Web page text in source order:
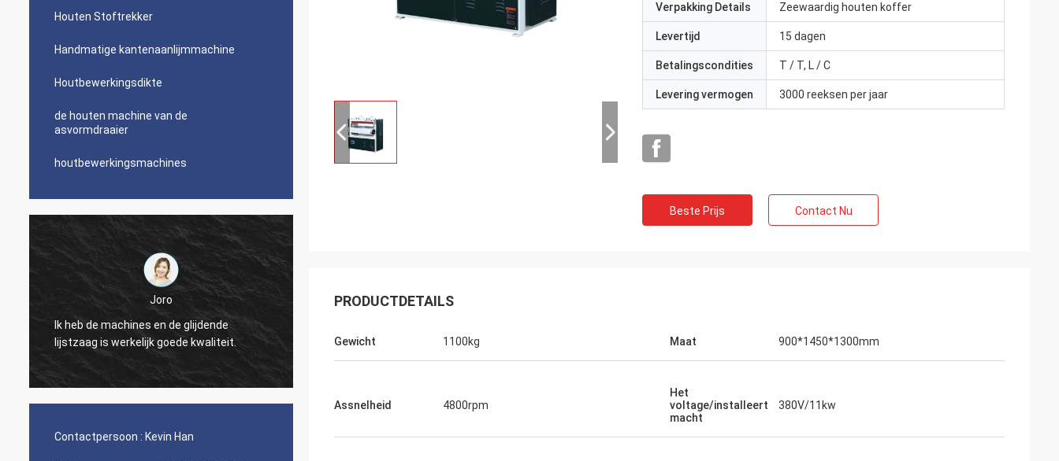
Houten Stoftrekker
Handmatige kantenaanlijmmachine
Houtbewerkingsdikte
de houten machine van de
asvormdraaier
houtbewerkingsmachines
Joro
Ik heb de machines en de glijdende
lijstzaag is werkelijk goede kwaliteit.
Joro
lijstzaag is werkelijk goede kwaliteit.
Contactpersoon : Kevin Han
Verpakking Details Zeewaardig houten koffer
Levertijd 15 dagen
Betalingscondities T / T, L / C
Levering vermogen 3000 reeksen per jaar
Beste Prijs Contact Nu
PRODUCTDETAILS
Gewicht 1100kg Maat 900*1450*1300mm
Assnelheid 4800rpm
Het
voltage/installeert
macht
380V/11kw